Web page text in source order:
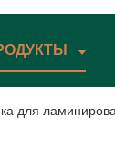
для